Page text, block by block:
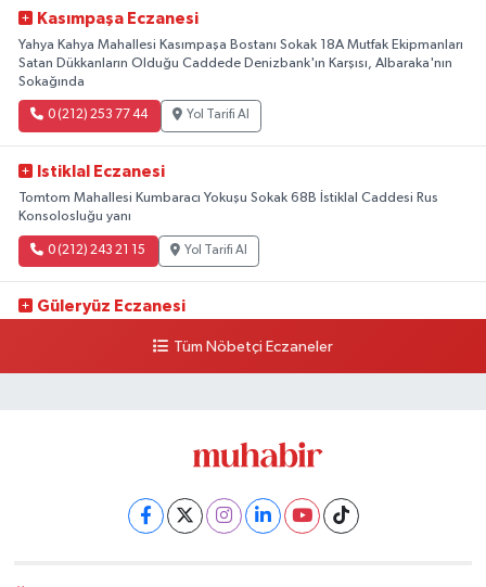
Kasımpaşa Eczanesi
Yahya Kahya Mahallesi Kasımpaşa Bostanı Sokak 18A Mutfak Ekipmanları
Satan Dükkanların Olduğu Caddede Denizbank'ın Karşısı, Albaraka'nın
Sokağında
0 (212) 253 77 44 Yol Tarifi Al
Istiklal Eczanesi
Tomtom Mahallesi Kumbaracı Yokuşu Sokak 68B İstiklal Caddesi Rus
Konsolosluğu yanı
0 (212) 243 21 15 Yol Tarifi Al
Güleryüz Eczanesi
kalaycıbahçe Meydana DoğruTüm Nöbetçi Eczaneler